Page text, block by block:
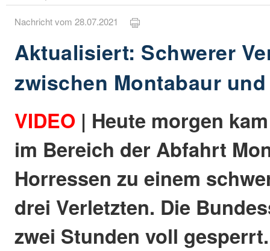
Nachricht vom 28.07.2021
Aktualisiert: Schwerer
zwischen Montabaur
VIDEO | Heute morgen
im Bereich der Abfahrt
Horressen zu einem
drei Verletzten. Die
zwei Stunden voll gesperrt.